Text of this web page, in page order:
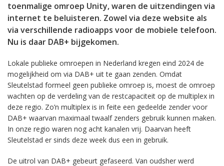
toenmalige omroep Unity, waren de uitzendingen via
internet te beluisteren. Zowel via deze website als
via verschillende radioapps voor de mobiele telefoon.
Nu is daar DAB+ bijgekomen.
Lokale publieke omroepen in Nederland kregen eind 2024 de
mogelijkheid om via DAB+ uit te gaan zenden. Omdat
Sleutelstad formeel geen publieke omroep is, moest de omroep
wachten op de verdeling van de restcapaciteit op de multiplex in
deze regio. Zo’n multiplex is in feite een gedeelde zender voor
DAB+ waarvan maximaal twaalf zenders gebruik kunnen maken.
In onze regio waren nog acht kanalen vrij. Daarvan heeft
Sleutelstad er sinds deze week dus een in gebruik.
De uitrol van DAB+ gebeurt gefaseerd. Van oudsher werd